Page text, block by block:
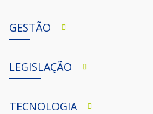
GESTÃO
LEGISLAÇÃO
TECNOLOGIA